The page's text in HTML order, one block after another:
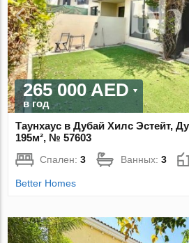
265 000 AED
в год
Таунхаус в Дубай Хилс Эстейт,
195м², № 57603
Спален:3 Ванных:3
Better Homes